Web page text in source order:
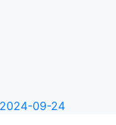
2024-09-24